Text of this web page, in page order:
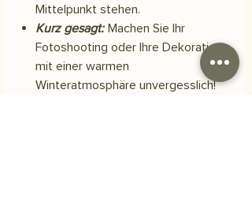
Mittelpunkt stehen.
Kurz gesagt: Machen Sie Ihr
Fotoshooting oder Ihre Dekoration
mit einer warmen
Winteratmosphäre unvergesslich!